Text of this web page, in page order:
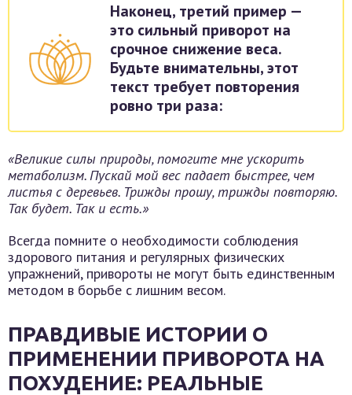
Наконец, третий пример —
это сильный приворот на
срочное снижение веса.
Будьте внимательны, этот
текст требует повторения
ровно три раза:
«Великие силы природы, помогите мне ускорить
метаболизм. Пускай мой вес падает быстрее, чем
листья с деревьев. Трижды прошу, трижды повторяю.
Так будет. Так и есть.»
Всегда помните о необходимости соблюдения
здорового питания и регулярных физических
упражнений, привороты не могут быть единственным
методом в борьбе с лишним весом.
ПРАВДИВЫЕ ИСТОРИИ О
ПРИМЕНЕНИИ ПРИВОРОТА НА
ПОХУДЕНИЕ: РЕАЛЬНЫЕ